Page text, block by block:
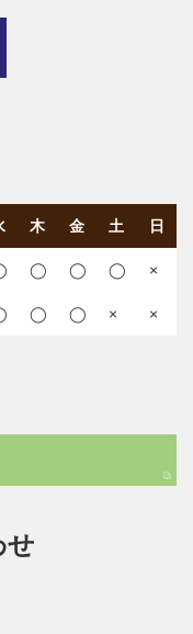
木 金 土 日
◯ ◯ ◯ ×
◯ ◯ × ×
せ